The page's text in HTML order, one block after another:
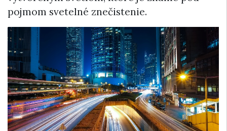
pojmom svetelné znečistenie.